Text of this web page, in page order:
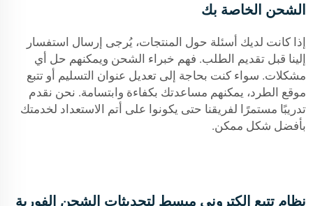
الشحن الخاصة بك
إذا كانت لديك أسئلة حول المنتجات، يُرجى إرسال استفسار
إلينا قبل تقديم الطلب. فهم خبراء الشحن ويمكنهم حل أي
مشكلات. سواء كنت بحاجة إلى تعديل عنوان التسليم أو تتبع
موقع الطرد، يمكنهم مساعدتك بكفاءة وابتسامة. نحن نقدم
تدريبًا مستمرًا لفريقنا حتى يكونوا على أتم الاستعداد لخدمتك
بأفضل شكل ممكن.
نظام تتبع إلكتروني مبسط لتحديثات الشحن الفورية